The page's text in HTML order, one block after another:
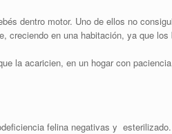
dentro motor. Uno de ellos no
en una habitación, ya que
la acaricien, en un hogar con
felina negativas y esterilizado.